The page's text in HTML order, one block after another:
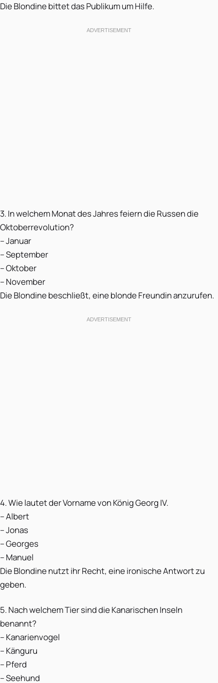
Die Blondine bittet das Publikum um Hilfe.
3. In welchem Monat des Jahres feiern die Russen die
Oktoberrevolution?
– Januar
– September
– Oktober
– November
Die Blondine beschließt, eine blonde Freundin anzurufen.
4. Wie lautet der Vorname von König Georg IV.
– Albert
– Jonas
– Georges
– Manuel
Die Blondine nutzt ihr Recht, eine ironische Antwort zu
geben.
5. Nach welchem Tier sind die Kanarischen Inseln
benannt?
– Kanarienvogel
– Känguru
– Pferd
– Seehund